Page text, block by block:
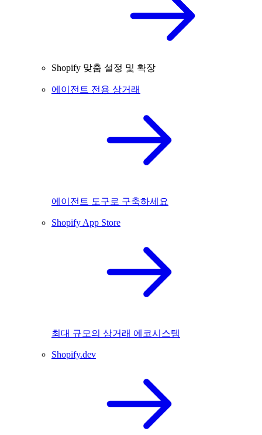
Shopify 맞춤 설정 및 확장
에이전트 전용 상거래
에이전트 도구로 구축하세요
Shopify App Store
최대 규모의 상거래 에코시스템
Shopify.dev